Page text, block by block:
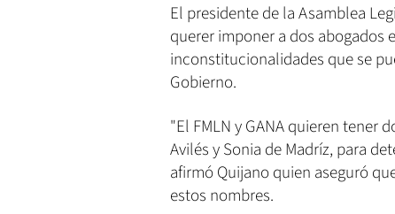
El presidente de la Asamblea
querer imponer a dos abogados
inconstitucionalidades que se
Gobierno.
"El FMLN y GANA quieren tener
Avilés y Sonia de Madríz, para
afirmó Quijano quien aseguró
estos nombres.